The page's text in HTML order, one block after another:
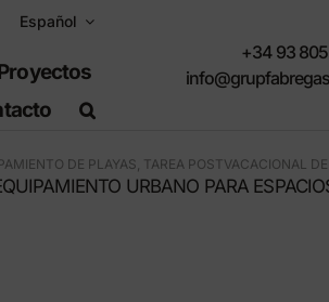
Español
Nuevos productos
Para un entorno urbano
+34 93 805
DE PLAYAS, TAREA POSTVACACIONAL
URBANO PARA